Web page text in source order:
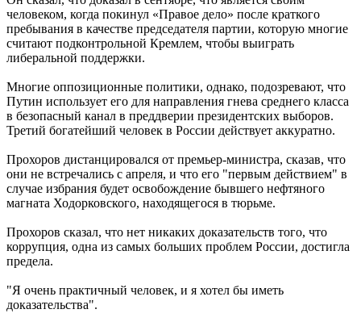
человеком, когда покинул «Правое дело» после краткого
пребывания в качестве председателя партии, которую многие
считают подконтрольной Кремлем, чтобы выиграть
либеральной поддержки.
Многие оппозиционные политики, однако, подозревают, что
Путин использует его для направления гнева среднего класса
в безопасный канал в преддверии президентских выборов.
Третий богатейший человек в России действует аккуратно.
Прохоров дистанцировался от премьер-министра, сказав, что
они не встречались с апреля, и что его "первым действием" в
случае избрания будет освобождение бывшего нефтяного
магната Ходорковского, находящегося в тюрьме.
Прохоров сказал, что нет никаких доказательств того, что
коррупция, одна из самых больших проблем России, достигла
предела.
"Я очень практичный человек, и я хотел бы иметь
доказательства".